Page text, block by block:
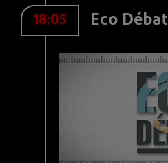
18:05 Eco Débat